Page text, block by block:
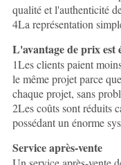
qualité et l'authenticité
4La représentation
L'avantage de prix est
1Les clients paient
le même projet parce
chaque projet, sans
2Les coûts sont réduits
possédant un énorme
Service après-vente